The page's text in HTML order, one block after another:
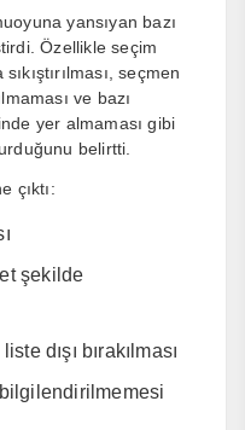
yansıyan bazı
Özellikle seçim
seçmen
ve bazı
yer almaması gibi
belirtti.
çıktı:
şekilde
dışı bırakılması